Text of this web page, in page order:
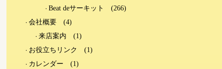
Beat deサーキット
(266)
会社概要
(4)
来店案内
(1)
お役立ちリンク
(1)
カレンダー
(1)